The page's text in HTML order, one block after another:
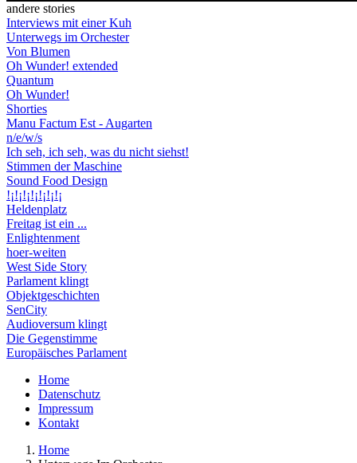
andere stories
Interviews mit einer Kuh
Unterwegs im Orchester
Von Blumen
Oh Wunder! extended
Quantum
Oh Wunder!
Shorties
Manu Factum Est - Augarten
n/e/w/s
Ich seh, ich seh, was du nicht siehst!
Stimmen der Maschine
Sound Food Design
!¡!¡!¡!¡!¡!¡!¡
Heldenplatz
Freitag ist ein ...
Enlightenment
hoer-weiten
West Side Story
Parlament klingt
Objektgeschichten
SenCity
Audioversum klingt
Die Gegenstimme
Europäisches Parlament
Service
Home
Datenschutz
Impressum
Kontakt
Home